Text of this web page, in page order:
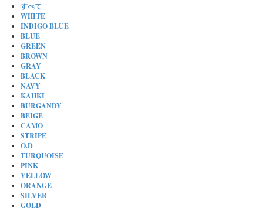
すべて
WHITE
INDIGO BLUE
BLUE
GREEN
BROWN
GRAY
BLACK
NAVY
KAHKI
BURGANDY
BEIGE
CAMO
STRIPE
O.D
TURQUOISE
PINK
YELLOW
ORANGE
SILVER
GOLD